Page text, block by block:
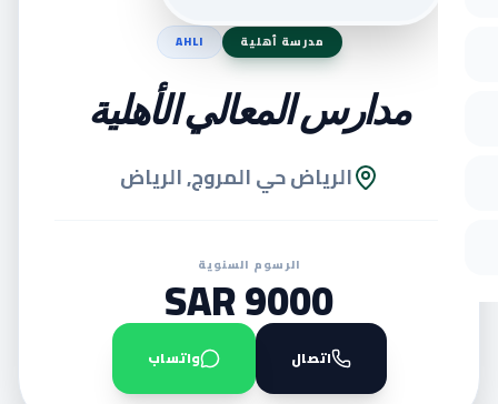
مدرسة أهلية AHLI
مدارس المعالي الأهلية
الرياض حي المروج, الرياض
الرسوم السنوية
9000 SAR
اتصال واتساب